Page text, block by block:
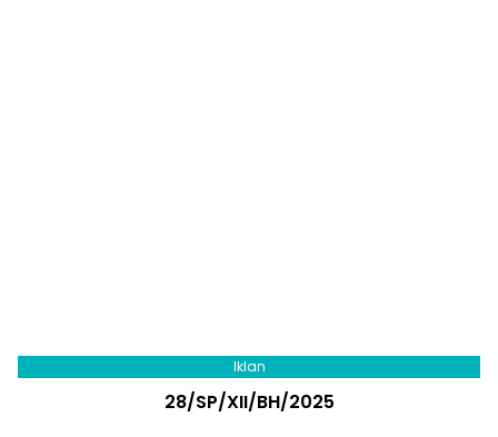
Iklan
28/SP/XII/BH/2025